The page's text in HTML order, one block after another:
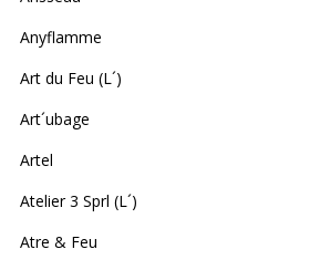
Anyflamme
Art du Feu (L´)
Art´ubage
Artel
Atelier 3 Sprl (L´)
Atre & Feu